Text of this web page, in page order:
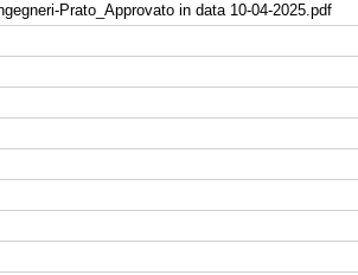
Prato_Approvato in data 10-04-2025.pdf